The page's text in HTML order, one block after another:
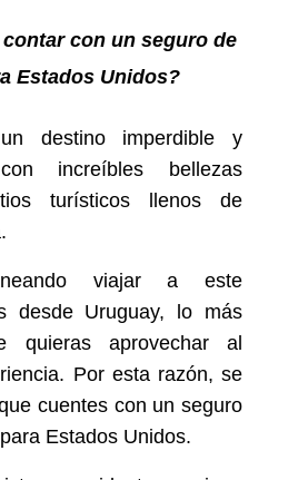
con un seguro de
Estados Unidos?
destino imperdible y
increíbles bellezas
turísticos llenos de
viajar a este
desde Uruguay, lo más
quieras aprovechar al
Por esta razón, se
cuentes con un seguro
Estados Unidos.